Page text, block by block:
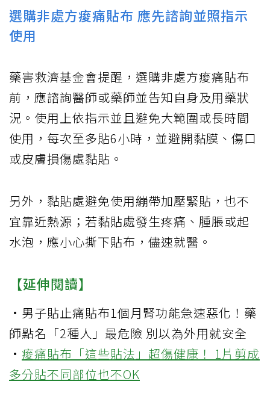
選購非處方痠痛貼布 應先諮詢並照指示
使用
藥害救濟基金會提醒，選購非處方痠痛貼布
前，應諮詢醫師或藥師並告知自身及用藥狀
況。使用上依指示並且避免大範圍或長時間
使用，每次至多貼6小時，並避開黏膜、傷口
或皮膚損傷處黏貼。
另外，黏貼處避免使用繃帶加壓緊貼，也不
宜靠近熱源；若黏貼處發生疼痛、腫脹或起
水泡，應小心撕下貼布，儘速就醫。
【延伸閱讀】
· 男子貼止痛貼布1個月腎功能急速惡化！藥
師點名「2種人」最危險 別以為外用就安全
· 痠痛貼布「這些貼法」超傷健康！ 1片剪成
多分貼不同部位也不OK